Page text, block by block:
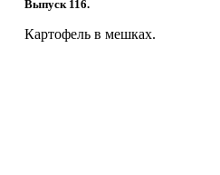
Выпуск 116.
Картофель в мешках.